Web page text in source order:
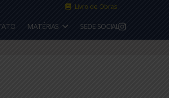
CONTATO MATÉRIAS